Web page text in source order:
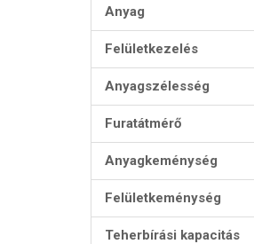
Anyag
Felületkezelés
Anyagszélesség
Furatátmérő
Anyagkeménység
Felületkeménység
Teherbírási kapacitás